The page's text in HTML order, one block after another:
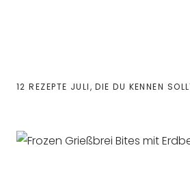
12 REZEPTE JULI, DIE DU KENNEN